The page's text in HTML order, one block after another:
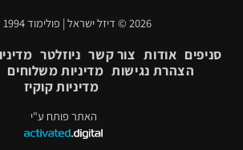
2026 © דיזל ישראל | פולימוד 1994 בע״מ
סניפים אודות צור קשר ניוזלטר
הצהרת נגישות מדיניות משלוחים
מדיניות קוקיז
האתר פותח ע"י